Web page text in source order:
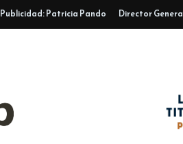
Publicidad: Patricia Pando Director